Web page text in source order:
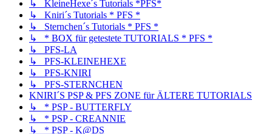
↳ KleineHexe´s Tutorials *PFS*
↳ Kniri´s Tutorials * PFS *
↳ Sternchen´s Tutorials * PFS *
↳ * BOX für getestete TUTORIALS * PFS *
↳ PFS-LA
↳ PFS-KLEINEHEXE
↳ PFS-KNIRI
↳ PFS-STERNCHEN
KNIRI´S PSP & PFS ZONE für ÄLTERE TUTORIALS
↳ * PSP - BUTTERFLY
↳ * PSP - CREANNIE
↳ * PSP - K@DS